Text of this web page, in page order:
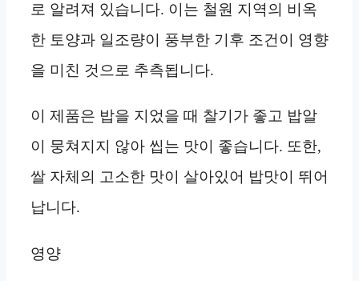
로 알려져 있습니다. 이는 철원 지역의 비옥
한 토양과 일조량이 풍부한 기후 조건이 영향
을 미친 것으로 추측됩니다.
이 제품은 밥을 지었을 때 찰기가 좋고 밥알
이 뭉쳐지지 않아 씹는 맛이 좋습니다. 또한,
쌀 자체의 고소한 맛이 살아있어 밥맛이 뛰어
납니다.
영양